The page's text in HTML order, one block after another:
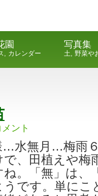
園
, カレンダー
写真集
土, 野菜や
メント
…水無月…梅雨
で、田植えや梅
ね。「無」は、
うです。単にこ